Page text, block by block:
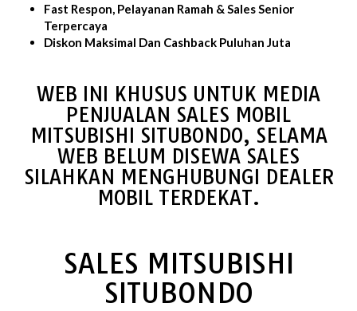
Fast Respon, Pelayanan Ramah & Sales Senior
Terpercaya
Diskon Maksimal Dan Cashback Puluhan Juta
WEB INI KHUSUS UNTUK MEDIA
PENJUALAN SALES MOBIL
MITSUBISHI SITUBONDO, SELAMA
WEB BELUM DISEWA SALES
SILAHKAN MENGHUBUNGI DEALER
MOBIL TERDEKAT.
SALES MITSUBISHI
SITUBONDO